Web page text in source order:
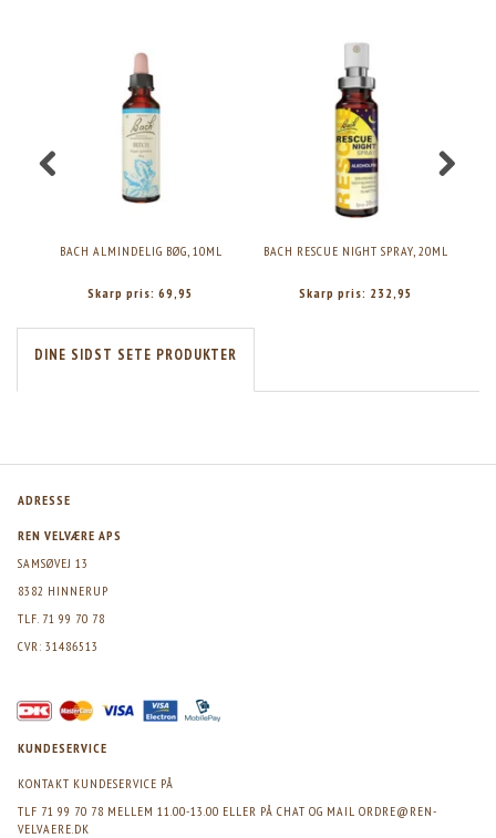
BACH ALMINDELIG BØG, 10ML
Skarp pris: 69,95
BACH RESCUE NIGHT SPRAY, 20ML
Skarp pris: 232,95
DINE SIDST SETE PRODUKTER
ADRESSE
REN VELVÆRE APS
SAMSØVEJ 13
8382 HINNERUP
TLF. 71 99 70 78
CVR: 31486513
KUNDESERVICE
KONTAKT KUNDESERVICE PÅ
TLF 71 99 70 78 MELLEM 11.00-13.00 ELLER PÅ CHAT OG MAIL ORDRE@REN-
VELVAERE.DK